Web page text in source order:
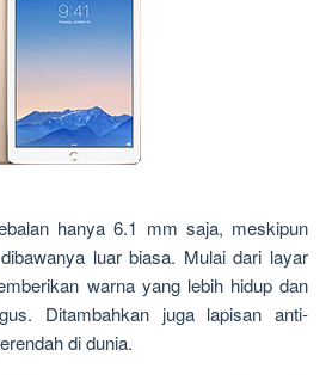
hanya 6.1 mm saja, meskipun
luar biasa. Mulai dari layar
warna yang lebih hidup dan
Ditambahkan juga lapisan anti-
di dunia.